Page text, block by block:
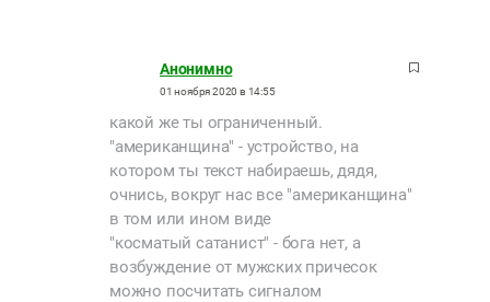
Анонимно
01 ноября 2020 в 14:55
какой же ты ограниченный.
"американщина" - устройство, на
котором ты текст набираешь, дядя,
очнись, вокруг нас все "американщина"
в том или ином виде
"косматый сатанист" - бога нет, а
возбуждение от мужских причесок
можно посчитать сигналом